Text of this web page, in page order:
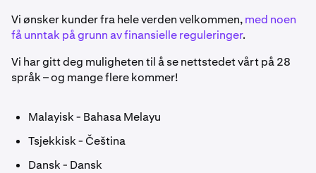
Vi ønsker kunder fra hele verden velkommen,med noen
få unntak på grunn av finansielle reguleringer.
Vi har gitt deg muligheten til å se nettstedet vårt på 28
språk – og mange flere kommer!
Malayisk - Bahasa Melayu
Tsjekkisk - Čeština
Dansk - Dansk